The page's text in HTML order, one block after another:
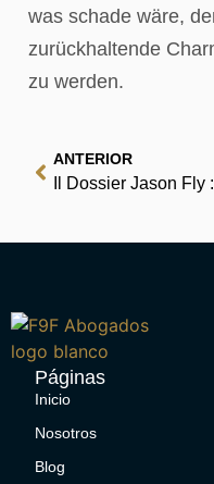
was schade wäre,
zurückhaltende
zu werden.
ANTERIOR
Páginas
Inicio
Nosotros
Blog